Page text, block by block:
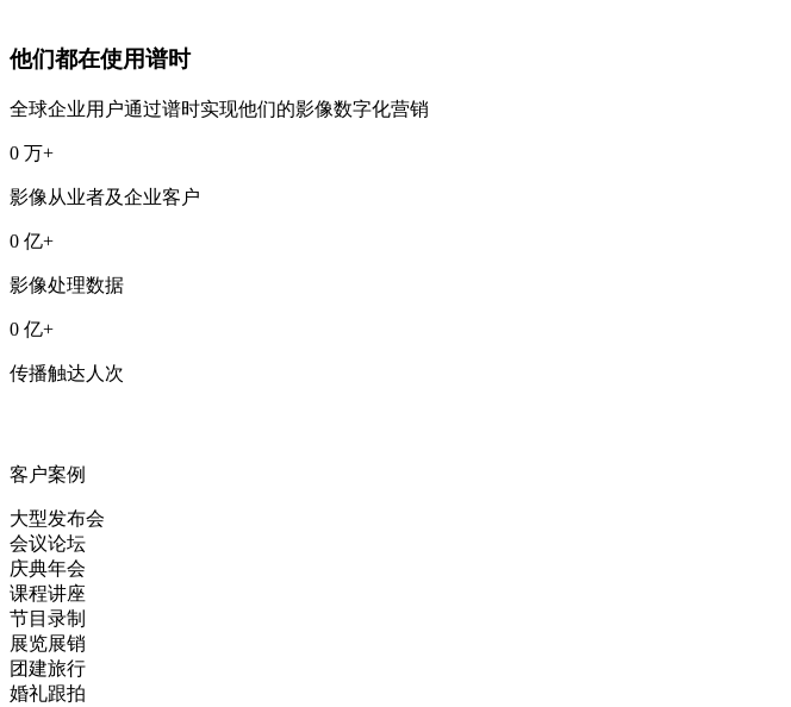
他们都在使用谱时
全球企业用户通过谱时实现他们的影像数字化营销
0 万+
影像从业者及企业客户
0 亿+
影像处理数据
0 亿+
传播触达人次
客户案例
大型发布会
会议论坛
庆典年会
课程讲座
节目录制
展览展销
团建旅行
婚礼跟拍